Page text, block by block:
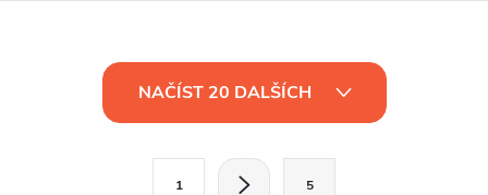
NAČÍST 20 DALŠÍCH
1 5